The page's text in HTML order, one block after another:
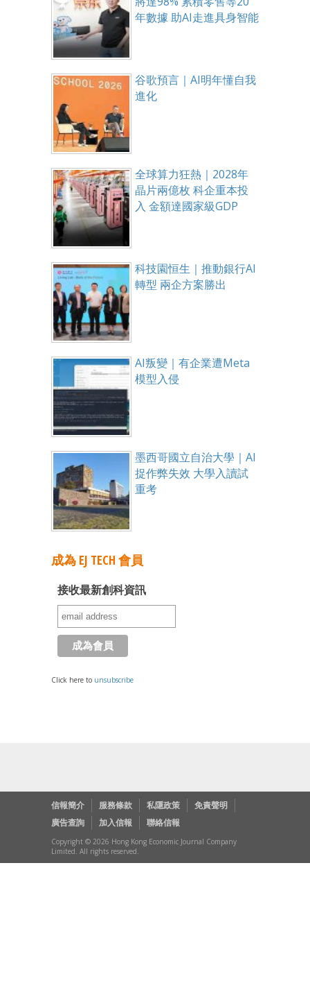
年數據 助AI走進具身智能
谷歌預言｜AI明年懂自我
進化
全球算力狂熱｜2028年
晶片兩億枚 科企重本投
入 金額達國家級GDP
科技園恒生｜推動銀行AI
轉型 兩企方案勝出
AI叛變｜有企業遭Meta
模型入侵
墨西哥國立自治大學｜AI
捉作弊失效 大學入讀試
重考
成為 EJ TECH 會員
接收最新創科資訊
Click here to unsubscribe
信報簡介 服務條款 私隱政策
免責聲明
廣告查詢
加入信報 聯絡信報
Copyright © 2026 Hong Kong Economic Journal Company
Limited. All rights reserved.